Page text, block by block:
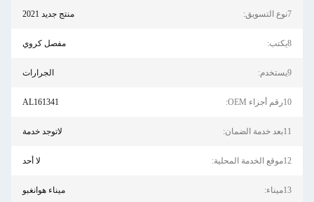
7نوع التسويق: منتج جديد 2021
8يكتب: مفصل كروي
9يستخدم: الجرارات
10رقم أجزاء OEM: AL161341
11بعد خدمة الضمان: لاتوجد خدمة
12موقع الخدمة المحلية: لا أحد
13ميناء: ميناء هوانغبو